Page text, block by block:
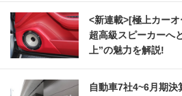
<新連載>[極上カー
超高級スピーカーへ
上”の魅力を解説!
自動車7社4~6月期